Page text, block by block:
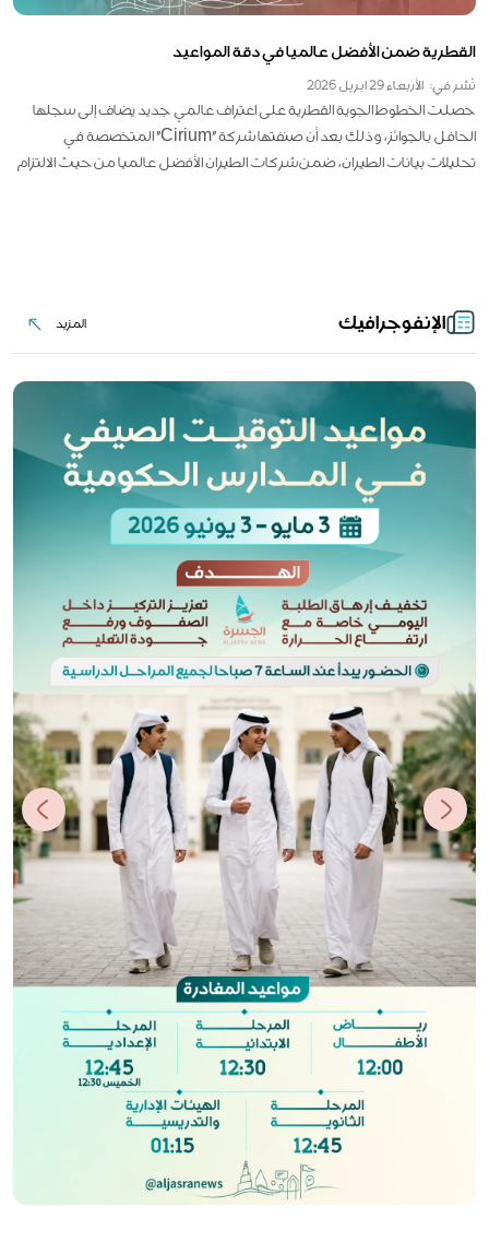
القطرية ضمن الأفضل عالميا في دقة المواعيد
نُشر في: الأربعاء 29 ابريل 2026
حصلت الخطوط الجوية القطرية على اعتراف عالمي جديد يضاف إلى سجلها
الحافل بالجوائز، وذلك بعد أن صنفتها شركة "Cirium" المتخصصة في
تحليلات بيانات الطيران، ضمن شركات الطيران الأفضل عالميا من حيث الالتزام
الإنفوجرافيك
المزيد
المزيد